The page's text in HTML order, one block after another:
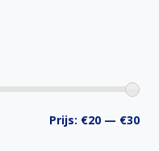
Prijs: €20 — €30